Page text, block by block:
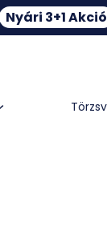
Nyári 3+1 Akció